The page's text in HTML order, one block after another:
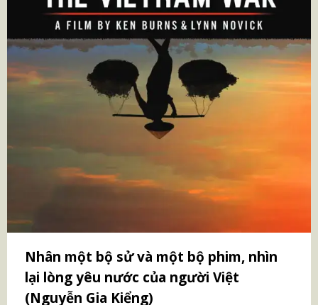
Nhân một bộ sử và một bộ phim, nhìn
lại lòng yêu nước của người Việt
(Nguyễn Gia Kiểng)